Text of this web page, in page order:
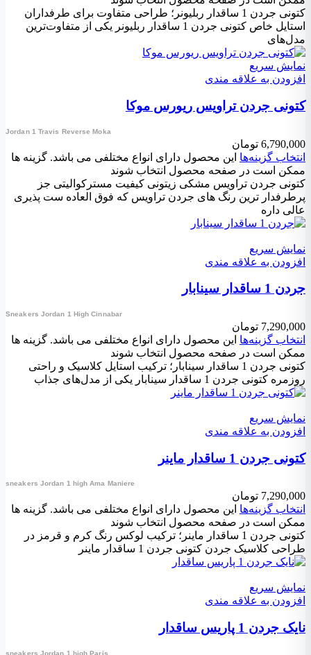
کتونی جردن 1 ساقدار ربلیونر؛ طراحی متفاوت برای طرفداران
استایل خاص کتونی جردن 1 ساقدار ربلیونر یکی از متفاوت‌ترین
مدل‌های
نمایش سریع
افزودن به علاقه مندی
کتونی جردن تراویس ریورس موکا
Jordan 1 Travis Reverse Moka
6,790,000 تومان
انتخاب گزینه‌ها این محصول دارای انواع مختلفی می باشد. گزینه ها
ممکن است در صفحه محصول انتخاب شوند
کتونی جردن تراویس مشکی زیتونی کیفیت مسترکوالیتی جز
پرطرفدار ترین رنگ های جردن تراویس که فوق العاده ست پذیری
عالی داره
نمایش سریع
افزودن به علاقه مندی
جردن 1 ساقدار سینابار
Sneakers Jordan 1 High Cinnabar
7,290,000 تومان
انتخاب گزینه‌ها این محصول دارای انواع مختلفی می باشد. گزینه ها
ممکن است در صفحه محصول انتخاب شوند
کتونی جردن 1 ساقدار سینابار؛ ترکیب استایل کلاسیک و راحتی
روزمره کتونی جردن 1 ساقدار سینابار یکی از مدل‌های جذاب
نمایش سریع
افزودن به علاقه مندی
کتونی جردن 1 ساقدار ماینر
sneakers Jordan 1 high Ama Maniere
7,290,000 تومان
انتخاب گزینه‌ها این محصول دارای انواع مختلفی می باشد. گزینه ها
ممکن است در صفحه محصول انتخاب شوند
کتونی جردن 1 ساقدار ماینر؛ ترکیب لوکس رنگ کرم و قرمز در
طراحی کلاسیک جردن کتونی جردن 1 ساقدار ماینر
نمایش سریع
افزودن به علاقه مندی
نایک جردن 1 پاریس ساقدار
sneakers Jordan 1 high Paris